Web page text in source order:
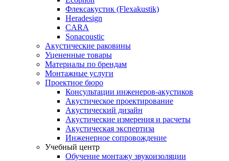
Флексакустик (Flexakustik)
Heradesign
CARA
Sonacoustic
Акустические раковины
Уцененные товары
Материалы по брендам
Монтажные услуги
Проектное бюро
Консультации инженеров-акустиков
Акустическое проектирование
Акустический дизайн
Акустические измерения и расчеты
Акустическая экспертиза
Инженерное сопровождение
Учебный центр
Обучение монтажу звукоизоляции